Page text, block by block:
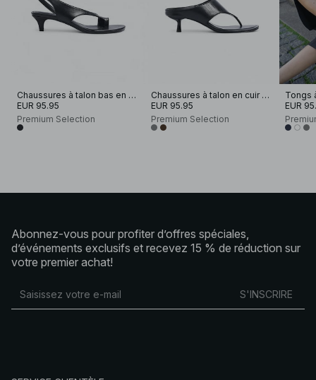
Chaussures à talon bas en cuir
EUR 95.95
Premium Selection
Chaussures à talon en cuir à larges lanières
EUR 95.95
Premium Selection
Tongs
EUR
Abonnez-vous pour profiter d’offres spéciales,
d’événements exclusifs et recevez 15 % de réduction sur
votre premier achat!
S'INSCRIRE